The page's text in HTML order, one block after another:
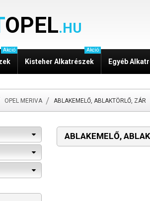
OPEL.HU
Akció
Kisteher Alkatrészek
Akció
Egyéb
OPEL MERIVA ABLAKEMELŐ, ABLAKTÖRLŐ, ZÁR
ABLAKEMELŐ,